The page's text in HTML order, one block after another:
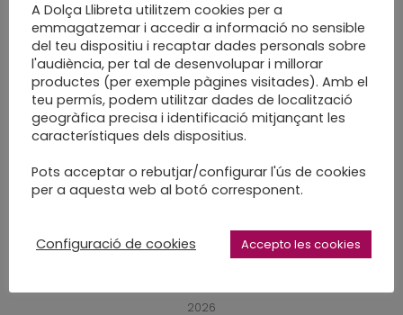
Felicita l’any amb
una postal
Taller a la biblioteca
2026
A Dolça Llibreta utilitzem cookies per a
emmagatzemar i accedir a informació no sensible
del teu dispositiu i recaptar dades personals sobre
l'audiència, per tal de desenvolupar i millorar
productes (per exemple pàgines visitades). Amb el
teu permís, podem utilitzar dades de localització
geogràfica precisa i identificació mitjançant les
característiques dels dispositius.
Pots acceptar o rebutjar/configurar l'ús de cookies
per a aquesta web al botó corresponent.
Configuració de cookies Accepto les cookies